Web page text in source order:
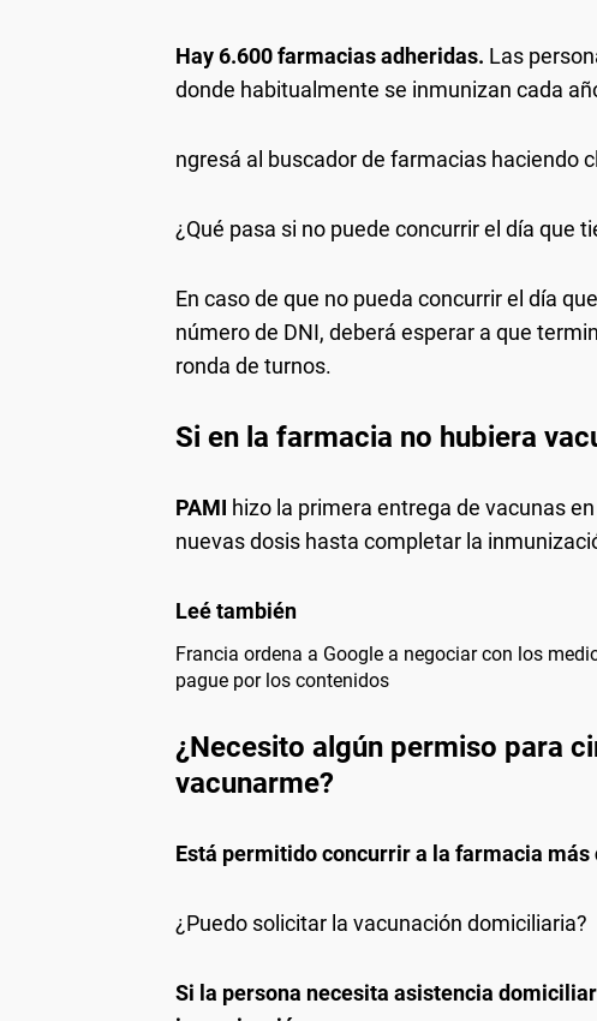
Hay 6.600 farmacias adheridas. Las
donde habitualmente se inmunizan cada
ngresá al buscador de farmacias haciendo
¿Qué pasa si no puede concurrir el día que
En caso de que no pueda concurrir el día
número de DNI, deberá esperar a que
ronda de turnos.
Si en la farmacia no hubiera
PAMI hizo la primera entrega de vacunas
nuevas dosis hasta completar la
Francia ordena a Google a negociar con los
pague por los contenidos
¿Necesito algún permiso para
vacunarme?
Está permitido concurrir a la farmacia
¿Puedo solicitar la vacunación domiciliaria?
Si la persona necesita asistencia